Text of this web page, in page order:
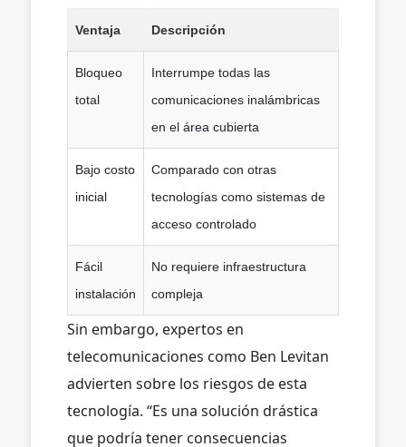
Ventaja Descripción
Bloqueo
total
Interrumpe todas las
comunicaciones inalámbricas
en el área cubierta
Bajo costo
inicial
Comparado con otras
tecnologías como sistemas de
acceso controlado
Fácil
instalación
No requiere infraestructura
compleja
Sin embargo, expertos en
telecomunicaciones como Ben Levitan
advierten sobre los riesgos de esta
tecnología. “Es una solución drástica
que podría tener consecuencias